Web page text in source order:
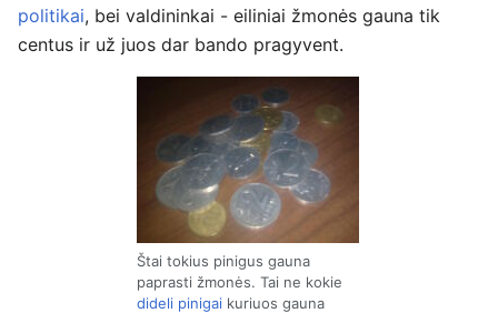
politikai, bei valdininkai - eiliniai žmonės gauna tik
centus ir už juos dar bando pragyvent.
Štai tokius pinigus gauna
paprasti žmonės. Tai ne kokie
dideli pinigai kuriuos gauna